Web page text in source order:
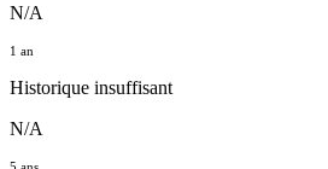
N/A
1 an
Historique insuffisant
N/A